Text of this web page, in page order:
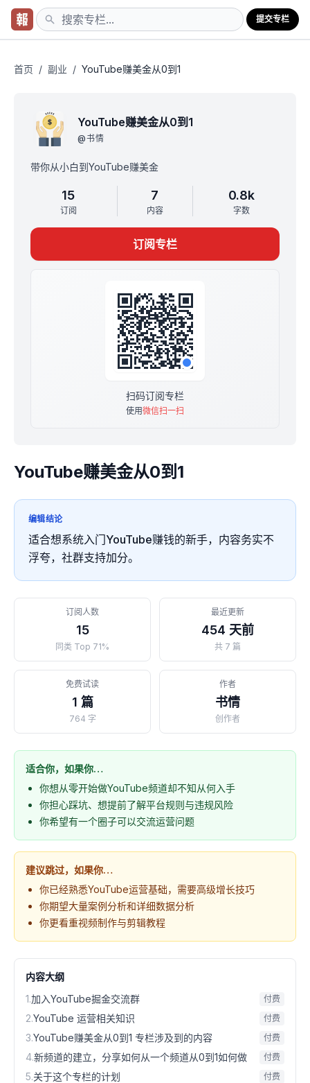
提交专栏
首页 / 副业 / YouTube赚美金从0到1
YouTube赚美金从0到1
@书情
带你从小白到YouTube赚美金
15
订阅
7
内容
0.8k
字数
订阅专栏
扫码订阅专栏
使用微信扫一扫
YouTube赚美金从0到1
编辑结论
适合想系统入门YouTube赚钱的新手，内容务实不
浮夸，社群支持加分。
订阅人数
15
同类 Top 71%
最近更新
454 天前
共 7 篇
免费试读
1 篇
764 字
作者
书情
创作者
适合你，如果你…
你想从零开始做YouTube频道却不知从何入手
你担心踩坑、想提前了解平台规则与违规风险
你希望有一个圈子可以交流运营问题
建议跳过，如果你…
你已经熟悉YouTube运营基础，需要高级增长技巧
你期望大量案例分析和详细数据分析
你更看重视频制作与剪辑教程
内容大纲
1.加入YouTube掘金交流群 付费
2.YouTube 运营相关知识 付费
3.YouTube赚美金从0到1 专栏涉及到的内容 付费
4.新频道的建立，分享如何从一个频道从0到1如何做 付费
5.关于这个专栏的计划 付费